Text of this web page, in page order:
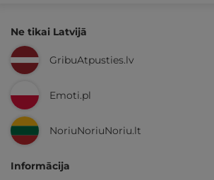
Ne tikai Latvijā
GribuAtpusties.lv
Emoti.pl
NoriuNoriuNoriu.lt
Informācija